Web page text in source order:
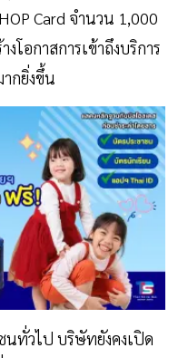
Card จำนวน 1,000
โอกาสการเข้าถึงบริการ
กยิ่งขึ้น
นทั่วไป บริษัทยังคงเปิด